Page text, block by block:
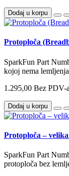
Dodaj u korpu
Protoploča
SparkFun Part
kojoj nema
1.295,00 Bez PDV-
Dodaj u korpu
Protoploča –
SparkFun Part
protoploča bez